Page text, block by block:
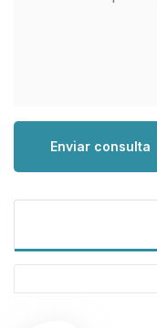
Enviar consulta